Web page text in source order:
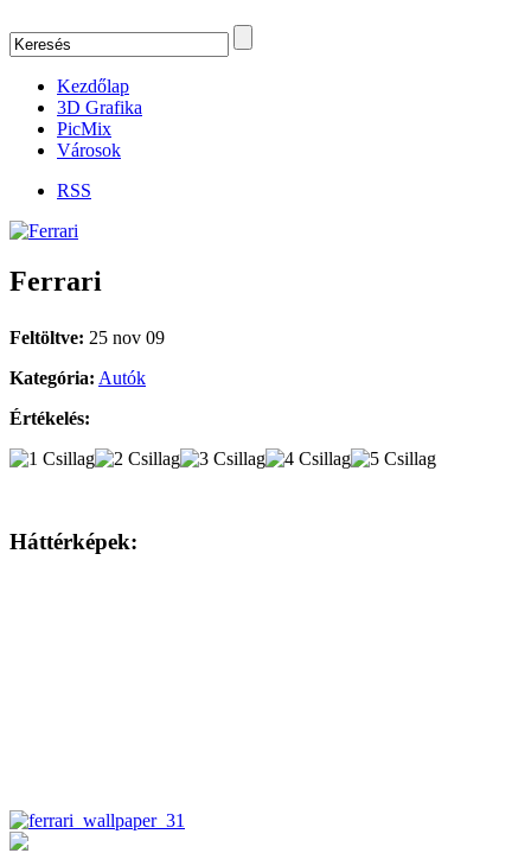
Kezdőlap
3D Grafika
PicMix
Városok
RSS
Ferrari
Feltöltve: 25 nov 09
Kategória: Autók
Értékelés:
Háttérképek: